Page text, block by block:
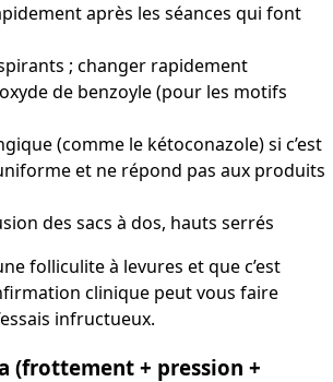
après les séances qui font
; changer rapidement
de benzoyle (pour les motifs
(comme le kétoconazole) si c’est
et ne répond pas aux produits
des sacs à dos, hauts serrés
folliculite à levures et que c’est
clinique peut vous faire
infructueux.
(frottement + pression +